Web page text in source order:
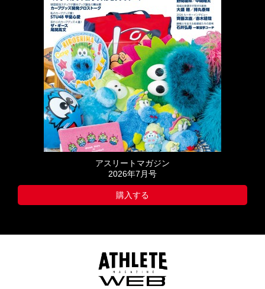
アスリートマガジン
2026年7月号
購入する